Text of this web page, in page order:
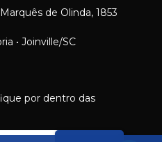
de Olinda, 1853
• Joinville/SC
por dentro das